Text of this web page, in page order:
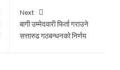
Next
बागी उम्मेदवारी फिर्ता गराउने
सत्तारुढ गठबन्धनको निर्णय